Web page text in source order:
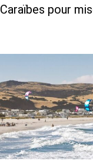
Caraïbes pour